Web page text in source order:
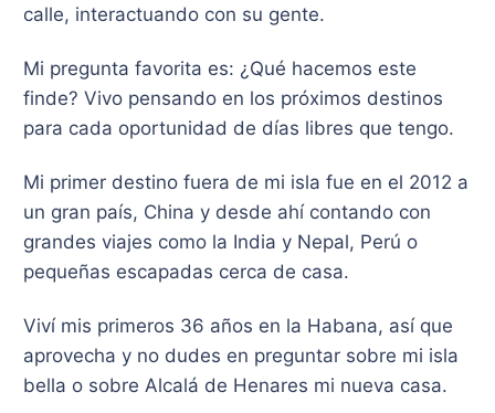
calle, interactuando con su gente.
Mi pregunta favorita es: ¿Qué hacemos este
finde? Vivo pensando en los próximos destinos
para cada oportunidad de días libres que tengo.
​Mi primer destino fuera de mi isla fue en el 2012 a
un gran país, China y desde ahí contando con
grandes viajes como la India y Nepal, Perú o
pequeñas escapadas cerca de casa.
Viví mis primeros 36 años en la Habana, así que
aprovecha y no dudes en preguntar sobre mi isla
bella o sobre Alcalá de Henares mi nueva casa.